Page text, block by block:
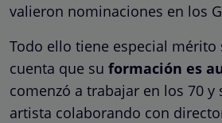
valieron nominaciones en los
Todo ello tiene especial mérito
cuenta que su formación es
comenzó a trabajar en los 70
artista colaborando con